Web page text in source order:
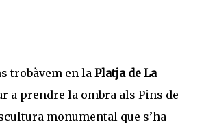
trobàvem en la Platja de La
a prendre la ombra als Pins de
monumental que s’ha